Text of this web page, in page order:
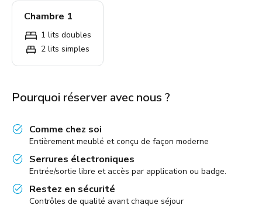
Chambre 1
1 lits doubles
2 lits simples
Pourquoi réserver avec nous ?
Comme chez soi
Entièrement meublé et conçu de façon moderne
Serrures électroniques
Entrée/sortie libre et accès par application ou badge.
Restez en sécurité
Contrôles de qualité avant chaque séjour